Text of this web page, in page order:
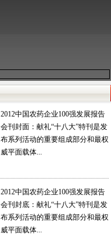
2012中国农药企业100强发展报告
会刊封面：献礼“十八大”特刊是发
布系列活动的重要组成部分和最权
威平面载体...
2012中国农药企业100强发展报告
会刊封底：献礼“十八大”特刊是发
布系列活动的重要组成部分和最权
威平面载体...